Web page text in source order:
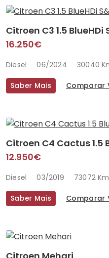
Citroen C3 1.5 BlueHDi
16.250€
Diesel 06/2024 30040
Saber Mais Comparar
Citroen C4 Cactus 1.5
12.950€
Diesel 03/2019 73072
Saber Mais Comparar